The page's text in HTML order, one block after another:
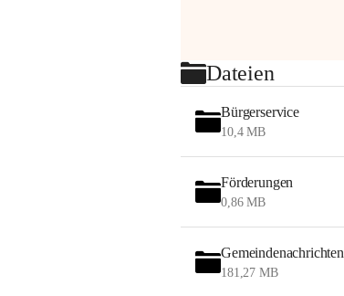
Dateien
Bürgerservice
10,4 MB
Förderungen
0,86 MB
Gemeindenachrichten
181,27 MB